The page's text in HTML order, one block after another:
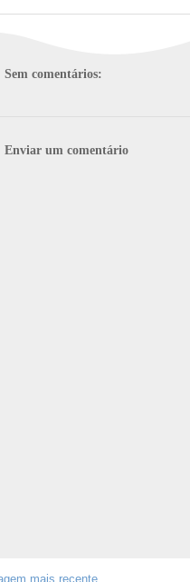
Sem comentários:
Enviar um comentário
mais recente